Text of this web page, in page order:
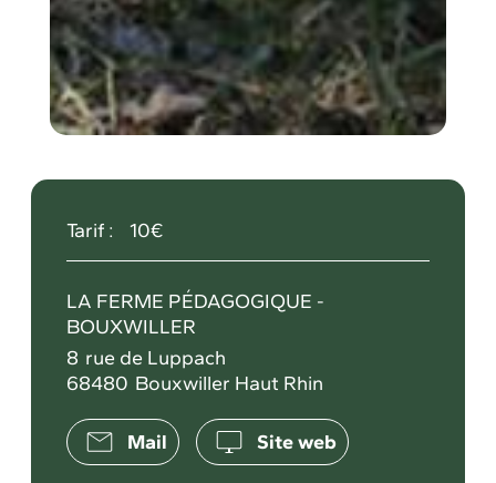
Tarif : 10€
LA FERME PÉDAGOGIQUE -
BOUXWILLER
8 rue de Luppach
68480 Bouxwiller Haut Rhin
Mail Site web